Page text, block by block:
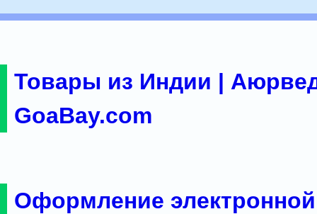
Товары из Индии |
GoaBay.com
Оформление электронной